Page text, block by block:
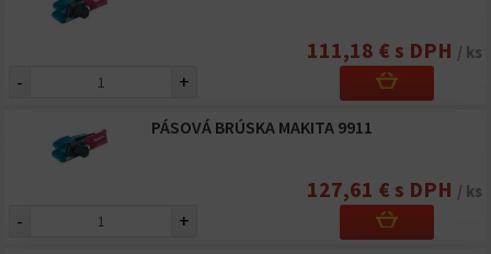
111,18 € s DPH / ks
- +
PÁSOVÁ BRÚSKA MAKITA 9911
127,61 € s DPH / ks
- +